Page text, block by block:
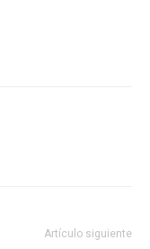
Artículo siguiente